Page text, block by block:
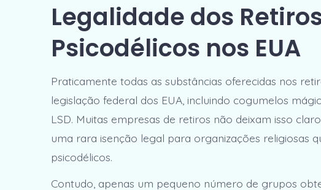
Legalidade dos
Psicodélicos nos EUA
Praticamente todas as substâncias oferecidas nos
legislação federal dos EUA, incluindo cogumelos
LSD. Muitas empresas de retiros não deixam isso
uma rara isenção legal para organizações religiosas
psicodélicos.
Contudo, apenas um pequeno número de grupos